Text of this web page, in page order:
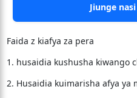
Jiunge
Faida z kiafya za pera
1. husaidia kushusha kiwango
2. Husaidia kuimarisha afya ya